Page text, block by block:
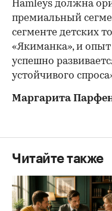
Hamleys должна
премиальный
сегменте детских
«Якиманка», и
успешно
устойчивого
Маргарита
Читайте также